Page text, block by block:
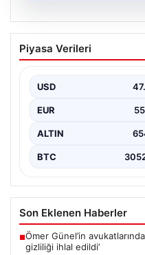
Bavulun ortak
Çocukluğundan bu yana
Piyasa Verileri
USD
EUR
ALTIN
BTC
Son Eklenen Haberler
■Ömer Günel’in
gizliliği ihlal edildi’